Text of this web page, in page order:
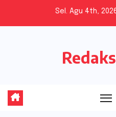
Sel. Agu 4th,